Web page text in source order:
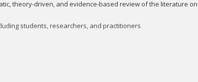
theory-driven, and evidence-based review of the literature
students, researchers, and practitioners
collection of full-length articles by leading scholars